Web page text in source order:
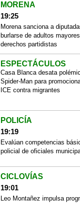
MORENA
19:25
Morena sanciona a
burlarse de adultos
derechos partidistas
ESPECTÁCULOS
Casa Blanca desata
Spider-Man para
ICE contra migrantes
POLICÍA
19:19
Evalúan competencias
policial de oficiales
CICLOVÍAS
19:01
Leo Montañez impulsa